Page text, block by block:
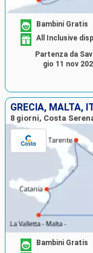
Infine, la Costa
dilettanti, grazie
Bambini Gratis
All Inclusive
Partenza da
gio 11 nov
GRECIA, MALTA,
8 giorni, Costa
Bambini Gratis